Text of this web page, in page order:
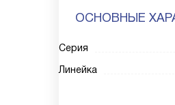
ОСНОВНЫЕ
Серия
Линейка